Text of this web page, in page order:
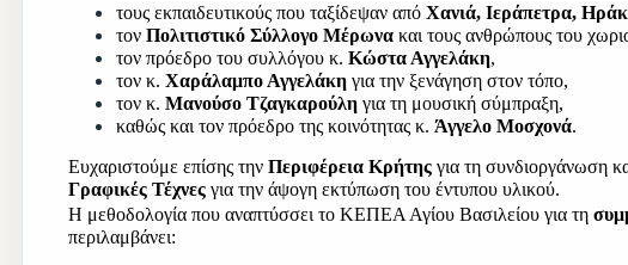
τους εκπαιδευτικούς που ταξίδεψαν από Χανιά, Ιεράπετρα,
τον Πολιτιστικό Σύλλογο Μέρωνα και τους ανθρώπους του
τον πρόεδρο του συλλόγου κ. Κώστα Αγγελάκη,
τον κ. Χαράλαμπο Αγγελάκη για την ξενάγηση στον τόπο,
τον κ. Μανούσο Τζαγκαρούλη για τη μουσική σύμπραξη,
καθώς και τον πρόεδρο της κοινότητας κ. Άγγελο Μοσχονά.
Ευχαριστούμε επίσης την Περιφέρεια Κρήτης για τη συνδιοργάνωση
Γραφικές Τέχνες για την άψογη εκτύπωση του έντυπου υλικού.
Η μεθοδολογία που αναπτύσσει το ΚΕΠΕΑ Αγίου Βασιλείου για τη
περιλαμβάνει: